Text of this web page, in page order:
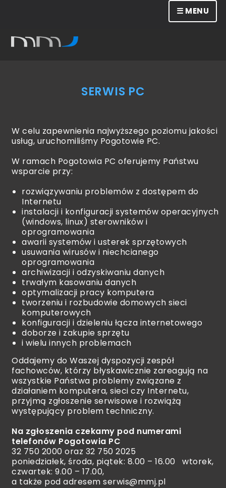
☰ MENU
SERWIS PC
W celu zapewnienia najwyższego poziomu jakości
usług, uruchomiliśmy Pogotowie PC.
W ramach Pogotowia PC oferujemy Państwu
wsparcie przy:
rozwiązywaniu problemów z dostępem do
Internetu
instalacji i konfiguracji systemów operacyjnych
(windows, linux) sterowników i
oprogramowania
awarii systemów i usterek sprzętowych
usuwania wirusów i niechcianego
oprogramowania
archiwizacji i odzyskiwaniu danych
trwałym kasowaniu danych
optymalizacji pracy komputera
tworzeniu i rozbudowie domowych sieci
komputerowych
konfiguracji i dzieleniu łącza internetowego
doborze i zakupie sprzętu
i wielu innych problemach
Oddajemy do Waszej dyspozycji zespół
fachowców, którzy błyskawicznie zareagują na
wszystkie Państwa problemy związane z
działaniem komputera, sieci czy Internetu,
przyjmą zgłoszenie serwisowe i rozwiążą
występujący problem techniczny.
Na zgłoszenia czekamy pod numerami
telefonów Pogotowia PC
32 750 2000 oraz 32 750 2025
poniedziałek, środa, piątek: 8.00 – 16.00 wtorek,
czwartek: 9.00 – 17.00,
a także pod adresem serwis@mmj.pl